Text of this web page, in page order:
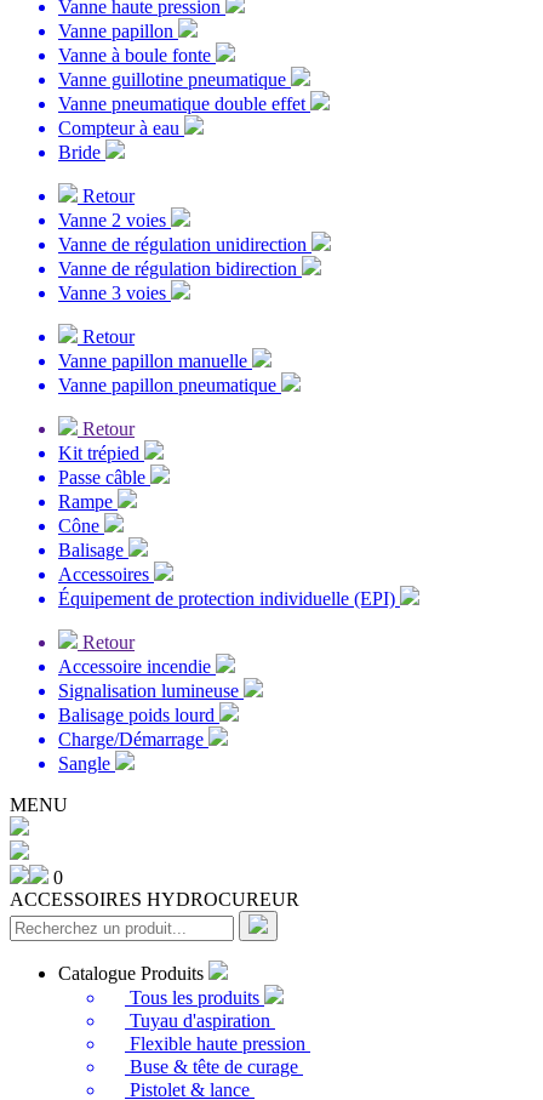
Vanne haute pression
Vanne papillon
Vanne à boule fonte
Vanne guillotine pneumatique
Vanne pneumatique double effet
Compteur à eau
Bride
Retour
Vanne 2 voies
Vanne de régulation unidirection
Vanne de régulation bidirection
Vanne 3 voies
Retour
Vanne papillon manuelle
Vanne papillon pneumatique
Retour
Kit trépied
Passe câble
Rampe
Cône
Balisage
Accessoires
Équipement de protection individuelle (EPI)
Retour
Accessoire incendie
Signalisation lumineuse
Balisage poids lourd
Charge/Démarrage
Sangle
MENU
0
ACCESSOIRES HYDROCUREUR
Catalogue Produits
Tous les produits
Tuyau d'aspiration
Flexible haute pression
Buse & tête de curage
Pistolet & lance